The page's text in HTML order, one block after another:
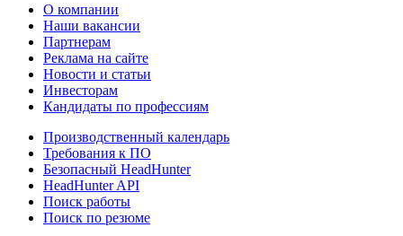
О компании
Наши вакансии
Партнерам
Реклама на сайте
Новости и статьи
Инвесторам
Кандидаты по профессиям
Производственный календарь
Требования к ПО
Безопасный HeadHunter
HeadHunter API
Поиск работы
Поиск по резюме